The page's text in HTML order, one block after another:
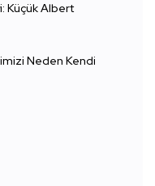
Küçük Albert
Neden Kendi